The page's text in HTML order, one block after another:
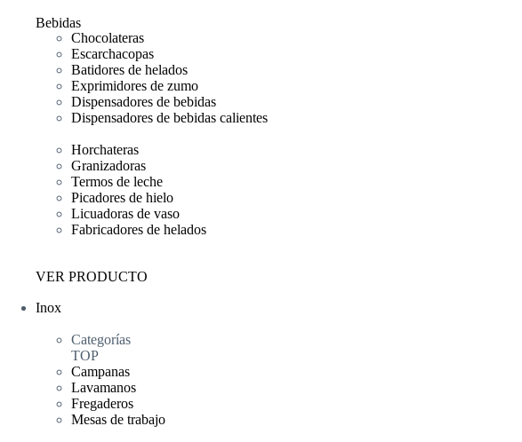
Bebidas
Chocolateras
Escarchacopas
Batidores de helados
Exprimidores de zumo
Dispensadores de bebidas
Dispensadores de bebidas calientes
Horchateras
Granizadoras
Termos de leche
Picadores de hielo
Licuadoras de vaso
Fabricadores de helados
VER PRODUCTO
Inox
Categorías
TOP
Campanas
Lavamanos
Fregaderos
Mesas de trabajo